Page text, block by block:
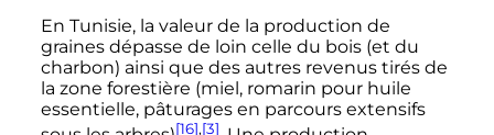
En Tunisie, la valeur de la production de
graines dépasse de loin celle du bois (et du
charbon) ainsi que des autres revenus tirés de
la zone forestière (miel, romarin pour huile
essentielle, pâturages en parcours extensifs
[16],[3]